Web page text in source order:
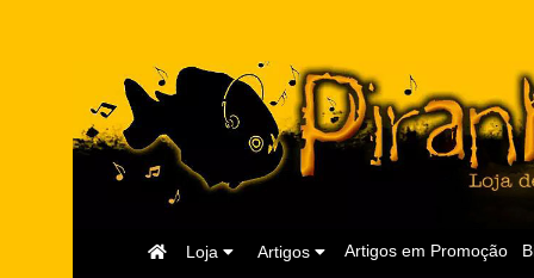
Artigos em Promoção
Artigos
Loja
Página